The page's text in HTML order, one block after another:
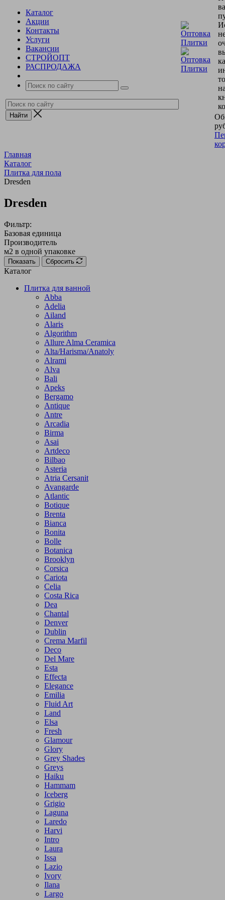
Каталог
Акции
Контакты
Услуги
Вакансии
СТРОЙОПТ
РАСПРОДАЖА
Главная
Каталог
Плитка для пола
Dresden
Dresden
Фильтр:
Базовая единица
Производитель
м2 в одной упаковке
Показать Сбросить
Каталог
Плитка для ванной
Abba
Adelia
Ailand
Alaris
Algorithm
Allure Alma Ceramica
Alta/Harisma/Anatoly
Alrami
Alva
Bali
Apeks
Bergamo
Antique
Antre
Arcadia
Birma
Asai
Artdeco
Bilbao
Asteria
Atria Cersanit
Avangarde
Atlantic
Botique
Brenta
Bianca
Bonita
Bolle
Botanica
Brooklyn
Corsica
Cariota
Celia
Costa Rica
Dea
Chantal
Denver
Dublin
Crema Marfil
Deco
Del Mare
Esta
Effecta
Elegance
Emilia
Fluid Art
Land
Elsa
Fresh
Glamour
Glory
Grey Shades
Greys
Haiku
Hammam
Iceberg
Grigio
Laguna
Laredo
Harvi
Intro
Laura
Issa
Lazio
Ivory
Ilana
Largo